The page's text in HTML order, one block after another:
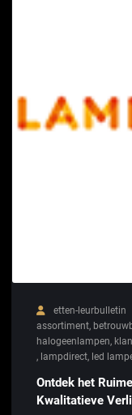
etten-leurbulletin
assortiment,
halogeenlampen,
, lampdirect, led
Ontdek het
Kwalitatieve